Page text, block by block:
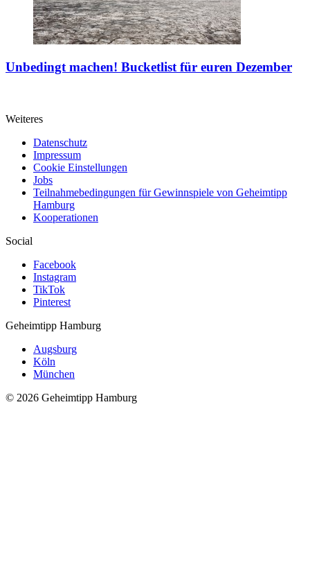
Unbedingt machen! Bucketlist für euren Dezember
Weiteres
Datenschutz
Impressum
Cookie Einstellungen
Jobs
Teilnahmebedingungen für Gewinnspiele von Geheimtipp
Hamburg
Kooperationen
Social
Facebook
Instagram
TikTok
Pinterest
Geheimtipp Hamburg
Augsburg
Köln
München
© 2026 Geheimtipp Hamburg